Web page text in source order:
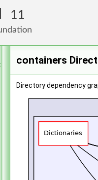
11
Foundation
containers
Directory dependency